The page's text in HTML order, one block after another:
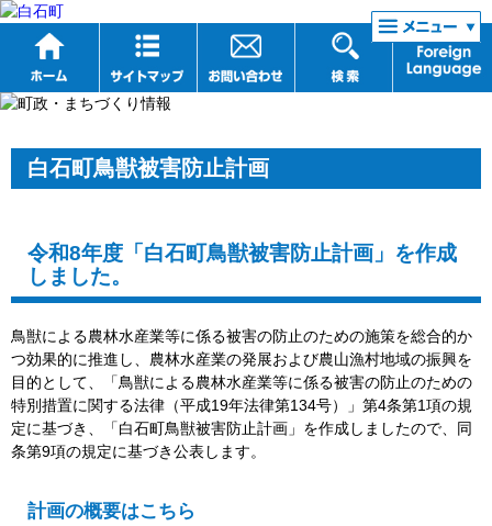
リンク集
白石町鳥獣被害防止計画
令和8年度「白石町鳥獣被害防止計画」を作成
しました。
鳥獣による農林水産業等に係る被害の防止のための施策を総合的か
つ効果的に推進し、農林水産業の発展および農山漁村地域の振興を
目的として、「鳥獣による農林水産業等に係る被害の防止のための
特別措置に関する法律（平成19年法律第134号）」第4条第1項の規
定に基づき、「白石町鳥獣被害防止計画」を作成しましたので、同
条第9項の規定に基づき公表します。
計画の概要はこちら